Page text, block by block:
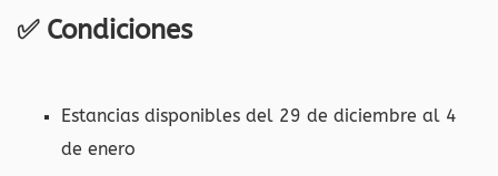
✅ Condiciones
Estancias disponibles del 29 de diciembre al 4
de enero